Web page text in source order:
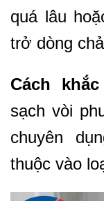
quá lâu
trở dòng
Cách
sạch vòi
chuyên
thuộc vào